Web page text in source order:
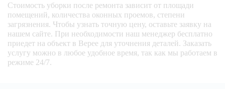
Стоимость уборки после ремонта зависит от площади
помещений, количества оконных проемов, степени
загрязнения. Чтобы узнать точную цену, оставьте заявку на
нашем сайте. При необходимости наш менеджер бесплатно
приедет на объект в Верее для уточнения деталей. Заказать
услугу можно в любое удобное время, так как мы работаем в
режиме 24/7.